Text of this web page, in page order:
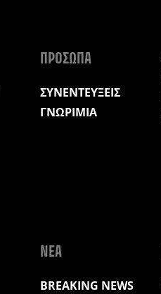
ΠΡΟΣΩΠΑ
ΣΥΝΕΝΤΕΥΞΕΙΣ
ΓΝΩΡΙΜΙΑ
ΝΕΑ
BREAKING NEWS